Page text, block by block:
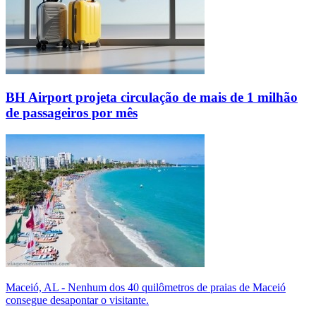
BH Airport projeta circulação de mais de 1 milhão
de passageiros por mês
Maceió, AL - Nenhum dos 40 quilômetros de praias de Maceió
consegue desapontar o visitante.